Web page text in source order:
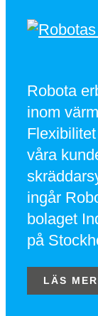
Robota
inom
våra
ingår
bolaget
på
LÄS MER